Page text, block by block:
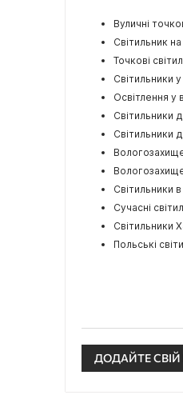
Вуличні
Світильник
Точкові
Світильники
Освітлення у
Світильники
Світильники
Світильники
Сучасні
Світильники
Польські
ДОДАЙТЕ СВІЙ